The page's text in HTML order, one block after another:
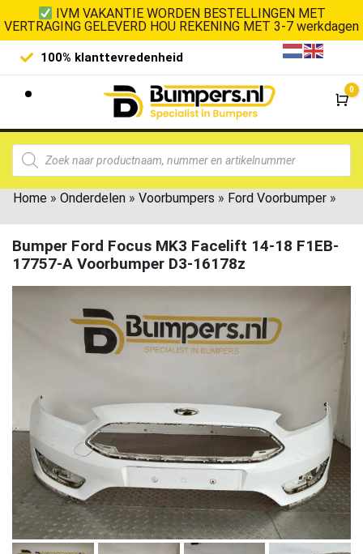
IVM VAKANTIE WORDEN BESTELLINGEN MET
VERTRAGING GELEVERD HOU REKENING MET 3-7 werkdagen
100% klanttevredenheid
0
Home » Onderdelen » Voorbumpers » Ford Voorbumper »
Bumper Ford Focus MK3 Facelift 14-18 F1EB-
17757-A Voorbumper D3-16178z